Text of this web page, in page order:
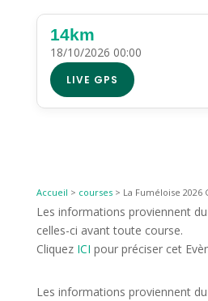
14km
18/10/2026 00:00
LIVE GPS
Accueil > courses> La Fuméloise
Les informations proviennent
celles-ci avant toute course.
Cliquez ICI pour préciser cet
Les informations proviennent